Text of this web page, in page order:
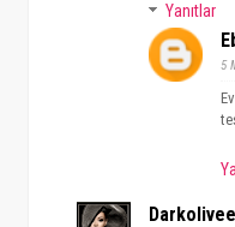
Yanıtlar
5
Darkolivee